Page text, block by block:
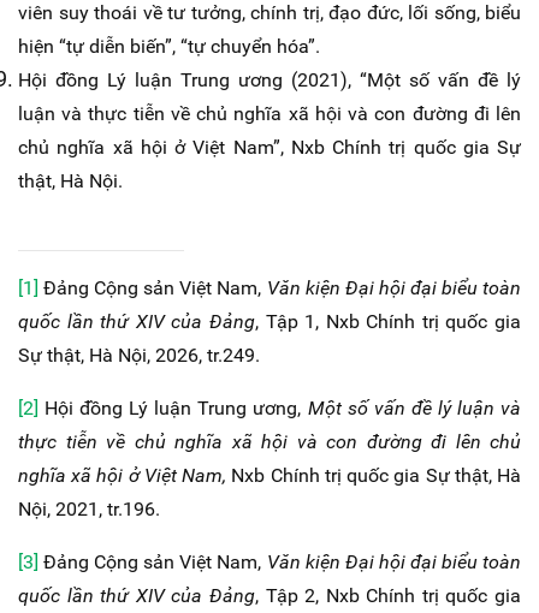
viên suy thoái về tư tưởng, chính trị, đạo đức, lối sống, biểu
hiện “tự diễn biến”, “tự chuyển hóa”.
Hội đồng Lý luận Trung ương (2021), “Một số vấn đề lý
luận và thực tiễn về chủ nghĩa xã hội và con đường đi lên
chủ nghĩa xã hội ở Việt Nam”, Nxb Chính trị quốc gia Sự
thật, Hà Nội.
[1] Đảng Cộng sản Việt Nam, Văn kiện Đại hội đại biểu toàn
quốc lần thứ XIV của Đảng, Tập 1, Nxb Chính trị quốc gia
Sự thật, Hà Nội, 2026, tr.249.
[2] Hội đồng Lý luận Trung ương, Một số vấn đề lý luận và
thực tiễn về chủ nghĩa xã hội và con đường đi lên chủ
nghĩa xã hội ở Việt Nam, Nxb Chính trị quốc gia Sự thật, Hà
Nội, 2021, tr.196.
[3] Đảng Cộng sản Việt Nam, Văn kiện Đại hội đại biểu toàn
quốc lần thứ XIV của Đảng, Tập 2, Nxb Chính trị quốc gia